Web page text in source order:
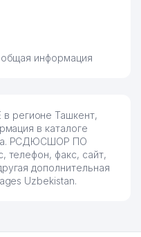
общая информация
Ташкент,
в каталоге
РСДЮСШОР ПО
телефон, факс, сайт,
дополнительная
Uzbekistan.